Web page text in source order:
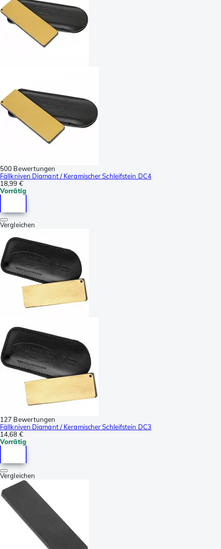
500 Bewertungen
Fällkniven Diamant / Keramischer Schleifstein DC4
18,99 €
Vorrätig
Vergleichen
127 Bewertungen
Fällkniven Diamant / Keramischer Schleifstein DC3
14,68 €
Vorrätig
Vergleichen